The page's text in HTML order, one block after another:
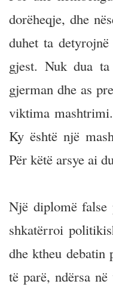
dorëheqje, dhe
duhet ta
gjest. Nuk dua
gjerman dhe as
viktima
Ky është një
Për këtë arsye ai
Një diplomë
shkatërroi
dhe ktheu
të parë, ndërsa